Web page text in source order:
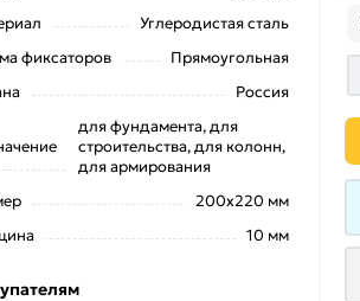
Углеродистая сталь
фиксаторов
Прямоугольная
Россия
для фундамента, для
строительства, для колонн,
для армирования
200x220 мм
10 мм